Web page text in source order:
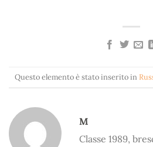
Questo elemento è stato inserito in
M
Classe 1989,